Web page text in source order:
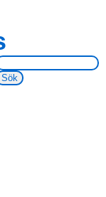
på webbsidan: